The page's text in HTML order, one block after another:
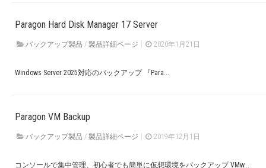
Paragon Hard Disk Manager 17 Server
バックアップ製品 / 製品詳細ページ 2020年1月21日
Windows Server 2025対応のバックアップ 『Para...
Paragon VM Backup
バックアップ製品 / 製品詳細ページ 2019年12月1日
コンソールで集中管理、初心者でも簡単に仮想環境をバックアップ VMw...